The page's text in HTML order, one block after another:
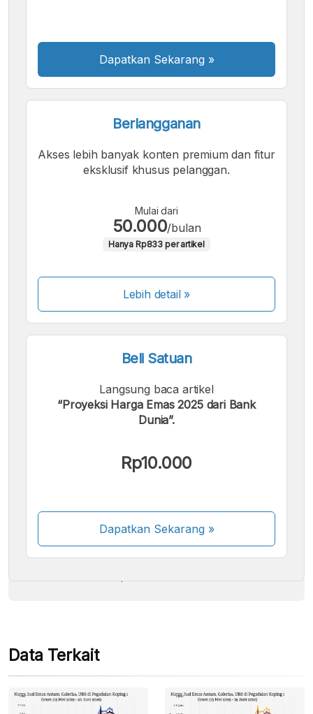
Dapatkan Sekarang »
Berlangganan
Akses lebih banyak konten premium dan fitur
eksklusif khusus pelanggan.
Mulai dari
50.000/bulan
Hanya Rp833 per artikel
Lebih detail »
Beli Satuan
Langsung baca artikel
“Proyeksi Harga Emas 2025 dari Bank
Dunia”.
Rp10.000
Dapatkan Sekarang»
Kami menerima pembayaran berikut:
Beberapa metode pembayaran masih dalam
Data Terkait